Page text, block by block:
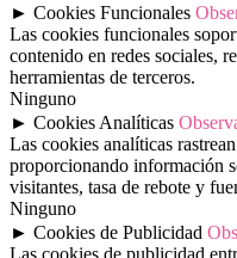
► Cookies Funcionales
Las cookies funcionales
contenido en redes sociales,
herramientas de terceros.
Ninguno
► Cookies Analíticas
Las cookies analíticas
proporcionando información
visitantes, tasa de rebote y
Ninguno
► Cookies de Publicidad
Las cookies de publicidad